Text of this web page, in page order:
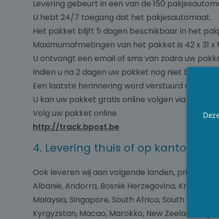
Levering gebeurt in een van de 150
U hebt 24/7 toegang dat het pakjesautomaat.
Het pakket blijft 5 dagen beschikbaar in het
Maximumafmetingen van het pakket is 42 x 31 x
U ontvangt een email of sms van zodra uw
Indien u na 2 dagen uw pakket nog niet bent
Een laatste herinnering word verstuurd als het
U kan uw pakket gratis online volgen via Track
Volg uw pakket online
http://track.bpost.be
4. Levering thuis of op kantoor
Ook leveren wij aan volgende landen, prijs word
Albanië, Andorra, Bosnië Herzegovina, Kroatië,
Malaysia, Singapore, South Africa, South Korea,
Kyrgyzstan, Macao, Marokko, New Zeeland,